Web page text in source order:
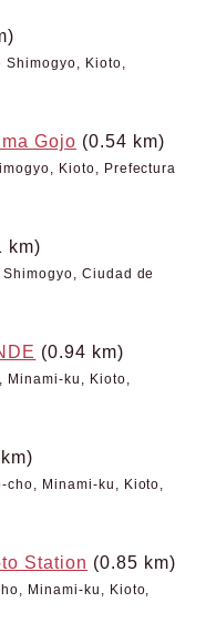
Shimogyo, Kioto,
Gojo (0.54 km)
Kioto, Prefectura
km)
Ciudad de
(0.94 km)
Minami-ku, Kioto,
cho, Minami-ku, Kioto,
Station (0.85 km)
Minami-ku, Kioto,